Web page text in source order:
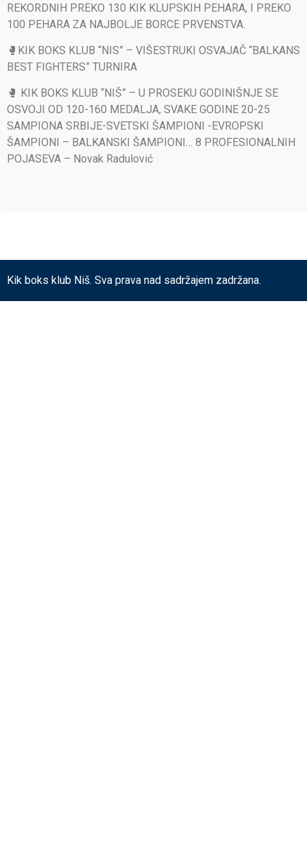
REKORDNIH PREKO 130 KIK KLUPSKIH PEHARA, I PREKO
100 PEHARA ZA NAJBOLJE BORCE PRVENSTVA.
🥊KIK BOKS KLUB “NIS” – VIŠESTRUKI OSVAJAČ “BALKANS
BEST FIGHTERS” TURNIRA
🥊 KIK BOKS KLUB “NIŠ” – U PROSEKU GODINIŠNJE SE
OSVOJI OD 120-160 MEDALJA, SVAKE GODINE 20-25
SAMPIONA SRBIJE-SVETSKI ŠAMPIONI -EVROPSKI
ŠAMPIONI – BALKANSKI ŠAMPIONI… 8 PROFESIONALNIH
POJASEVA – Novak Radulović
Kik boks klub Niš. Sva prava nad sadržajem zadržana.